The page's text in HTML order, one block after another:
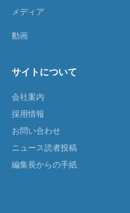
メディア
動画
サイトについて
会社案内
採用情報
お問い合わせ
ニュース読者投稿
編集長からの手紙